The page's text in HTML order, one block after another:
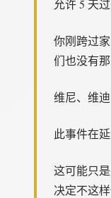
允许 5 天过
你刚跨过
们也没有那
维尼、维
此事件在
这可能只
决定不这